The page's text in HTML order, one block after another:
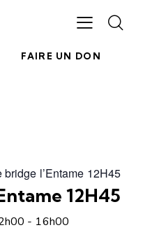
FAIRE UN DON
bridge l’Entame 12H45
12H45
- 16h00